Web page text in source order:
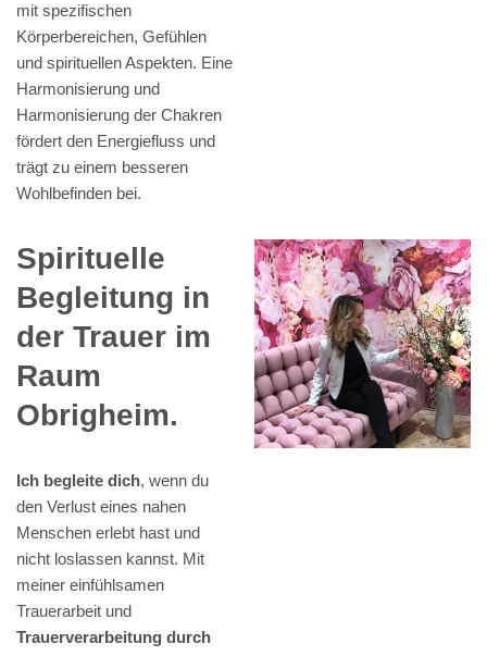
mit spezifischen
Körperbereichen, Gefühlen
und spirituellen Aspekten. Eine
Harmonisierung und
Harmonisierung der Chakren
fördert den Energiefluss und
trägt zu einem besseren
Wohlbefinden bei.
Spirituelle
Begleitung in
der Trauer im
Raum
Obrigheim.
Ich begleite dich, wenn du
den Verlust eines nahen
Menschen erlebt hast und
nicht loslassen kannst. Mit
meiner einfühlsamen
Trauerarbeit und
Trauerverarbeitung durch